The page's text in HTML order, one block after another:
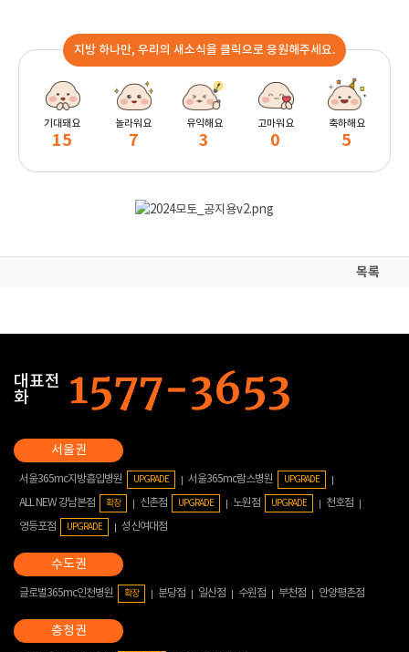
지방 하나만, 우리의 새소식을 클릭으로 응원해주세요.
기대돼요
15
놀라워요
7
유익해요
3
고마워요
0
축하해요
5
목록
대표전
화
서울365mc지방흡입병원 UPGRADE 서울365mc람스병원 UPGRADE
ALL NEW 강남본점 확장 신촌점 UPGRADE 노원점 UPGRADE
천호점
영등포점
UPGRADE 성신여대점
글로벌365mc인천병원 확장 분당점 일산점 수원점 부천점 안양평촌점